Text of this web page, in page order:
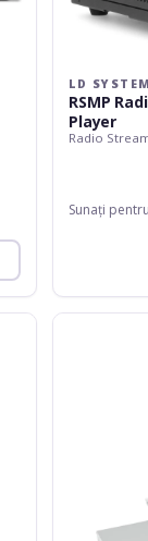
LD
RSMP
Player
Radio
Sunați
Omnitronic